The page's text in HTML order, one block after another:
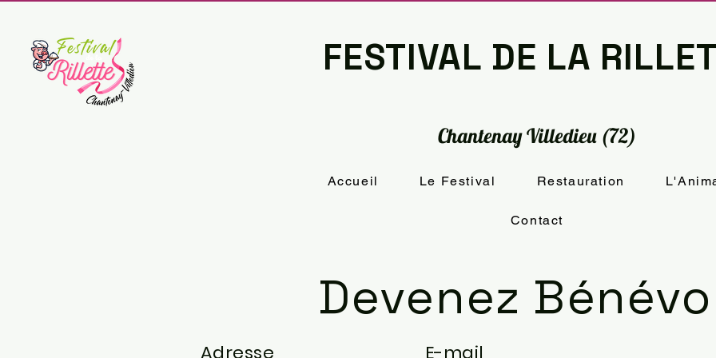
FESTIVAL DE LA
Chantenay Villedieu (72)
Accueil Le Festival Restauration
Contact
Devenez
Adresse E-mail